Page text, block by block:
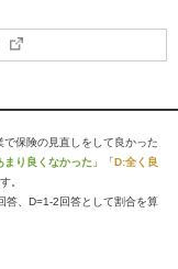
保険の見直しをして良かった
まり良くなかった 」「D:全く良
。
、D=1-2回答として割合を算